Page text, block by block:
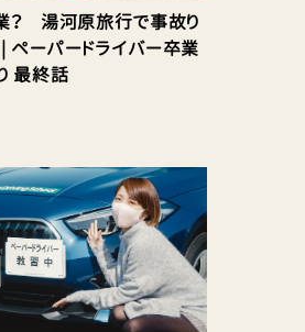
？ 湯河原旅行で事故り
ペーパードライバー卒業
最終話